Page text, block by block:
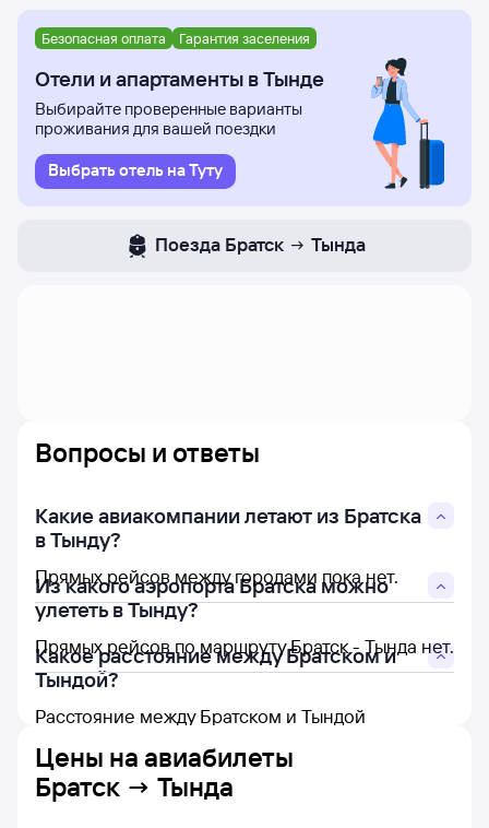
Безопасная оплата Гарантия заселения
Отели и апартаменты в Тынде
Выбирайте проверенные варианты
проживания для вашей поездки
Выбрать отель на Туту
Поезда Братск Тында
Вопросы и ответы
Какие авиакомпании летают из Братска
в Тынду?
Прямых рейсов между городами пока нет.
Из какого аэропорта Братска можно
улететь в Тынду?
Прямых рейсов по маршруту Братск - Тында нет.
Какое расстояние между Братском и
Тындой?
Расстояние между Братском и Тындой
Цены на авиабилеты
Братск → Тында